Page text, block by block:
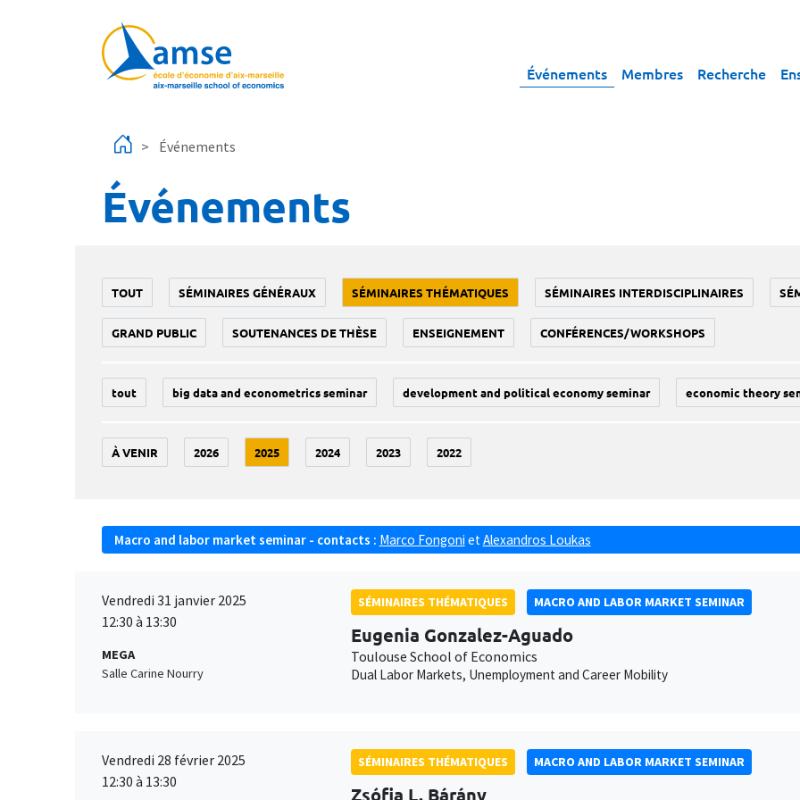
Événements Membres Recherche
Événements
Événements
TOUT SÉMINAIRES GÉNÉRAUX SÉMINAIRES THÉMATIQUES SÉMINAIRES INTERDISCIPLINAIRES
GRAND PUBLIC SOUTENANCES DE THÈSE ENSEIGNEMENT CONFÉRENCES/WORKSHOPS
tout big data and econometrics seminar development and political economy seminar economic theory
À VENIR 2026 2025 2024 2023 2022
Macro and labor market seminar - contacts : Marco Fongoni et Alexandros Loukas
Vendredi 31 janvier 2025
12:30 à 13:30
MEGA
Salle Carine Nourry
SÉMINAIRES THÉMATIQUES MACRO AND LABOR MARKET SEMINAR
Eugenia Gonzalez-Aguado
Toulouse School of Economics
Dual Labor Markets, Unemployment and Career Mobility
Vendredi 28 février 2025
12:30 à 13:30
SÉMINAIRES THÉMATIQUES MACRO AND LABOR MARKET SEMINAR
Zsófia L. Bárány